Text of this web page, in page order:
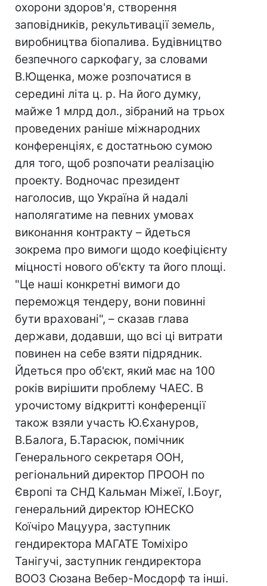
охорони здоров'я, створення
заповідників, рекультивації земель,
виробництва біопалива. Будівництво
безпечного саркофагу, за словами
В.Ющенка, може розпочатися в
середині літа ц. р. На його думку,
майже 1 млрд дол., зібраний на трьох
проведених раніше міжнародних
конференціях, є достатньою сумою
для того, щоб розпочати реалізацію
проекту. Водночас президент
наголосив, що Україна й надалі
наполягатиме на певних умовах
виконання контракту – йдеться
зокрема про вимоги щодо коефіцієнту
міцності нового об'єкту та його площі.
"Це наші конкретні вимоги до
переможця тендеру, вони повинні
бути враховані", – сказав глава
держави, додавши, що всі ці витрати
повинен на себе взяти підрядник.
Йдеться про об'єкт, який має на 100
років вирішити проблему ЧАЕС. В
урочистому відкритті конференції
також взяли участь Ю.Єхануров,
В.Балога, Б.Тарасюк, помічник
Генерального секретаря ООН,
регіональний директор ПРООН по
Європі та СНД Кальман Міжеї, І.Боуг,
генеральний директор ЮНЕСКО
Коїчіро Мацуура, заступник
гендиректора МАГАТЕ Томіхіро
Танігучі, заступник гендиректора
ВООЗ Сюзана Вебер-Мосдорф та інші.